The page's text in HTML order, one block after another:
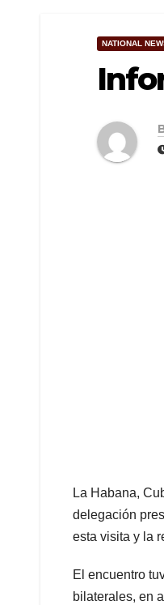
NATIONAL
La Habana,
delegación
esta visita y la
El encuentro
bilaterales, en